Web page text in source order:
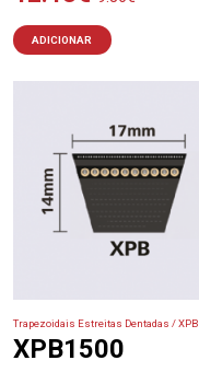
ADICIONAR
Trapezoidais Estreitas Dentadas / XPB
XPB1500